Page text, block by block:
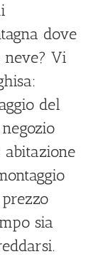
dove
Vi
del
sia